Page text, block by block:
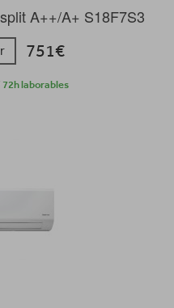
A++/A+ S18F7S3
751€
laborables